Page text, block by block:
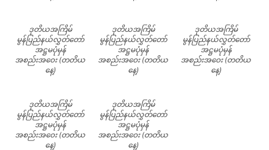
ဒုတိယအကြိမ်
မွန်ပြည်နယ်လွှတ်တော်
အဋ္ဌမပုံမှန်
အစည်းအဝေး (တတိယ
နေ့)
ဒုတိယအကြိမ်
မွန်ပြည်နယ်လွှတ်တော်
အဋ္ဌမပုံမှန်
အစည်းအဝေး (တတိယ
နေ့)
ဒုတိယအကြိမ်
မွန်ပြည်နယ်လွှတ်တော်
အဋ္ဌမပုံမှန်
အစည်းအဝေး (တတိယ
နေ့)
ဒုတိယအကြိမ်
မွန်ပြည်နယ်လွှတ်တော်
အဋ္ဌမပုံမှန်
အစည်းအဝေး (တတိယ
နေ့)
ဒုတိယအကြိမ်
မွန်ပြည်နယ်လွှတ်တော်
အဋ္ဌမပုံမှန်
အစည်းအဝေး (တတိယ
နေ့)